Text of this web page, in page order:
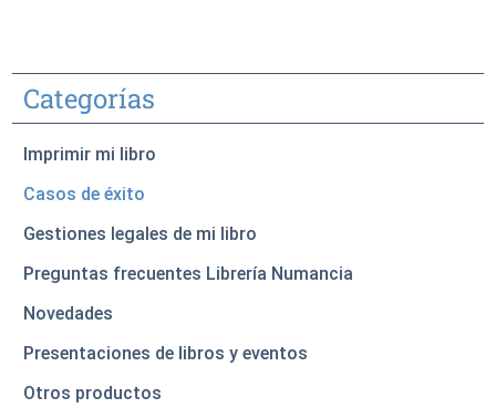
Categorías
Imprimir mi libro
Casos de éxito
Gestiones legales de mi libro
Preguntas frecuentes Librería Numancia
Novedades
Presentaciones de libros y eventos
Otros productos